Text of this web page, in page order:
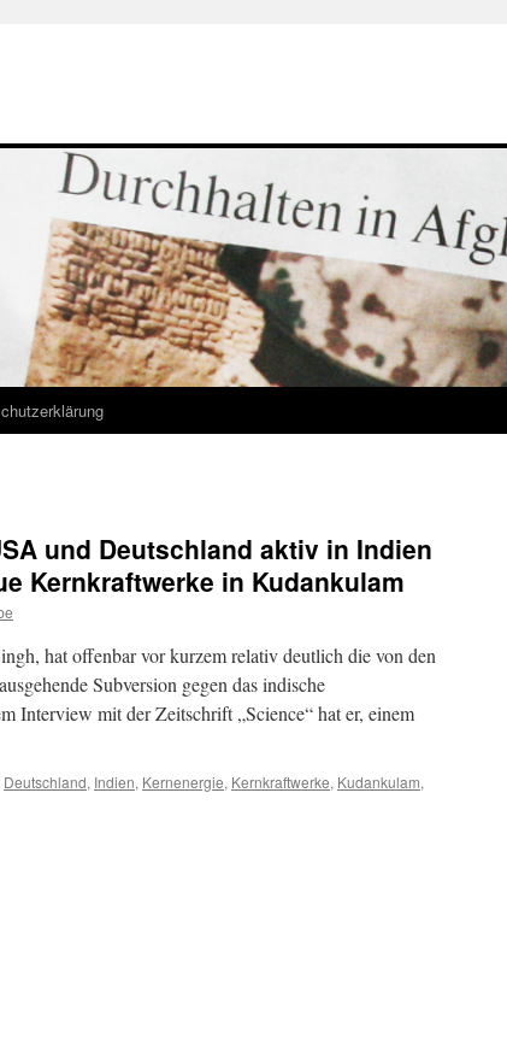
und Deutschland aktiv in Indien
Kernkraftwerke in Kudankulam
hat offenbar vor kurzem relativ deutlich die von den
Subversion gegen das indische
Interview mit der Zeitschrift „Science“ hat er, einem
Deutschland, Indien, Kernenergie, Kernkraftwerke, Kudankulam,